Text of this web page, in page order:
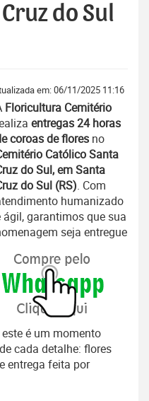
do Sul
em: 06/11/2025 11:16
Floricultura Cemitério
entregas 24 horas
coroas de flores no
Católico Santa
do Sul, em Santa
do Sul (RS). Com
humanizado
ágil, garantimos que sua
seja entregue
é um momento
cada detalhe: flores
entrega feita por